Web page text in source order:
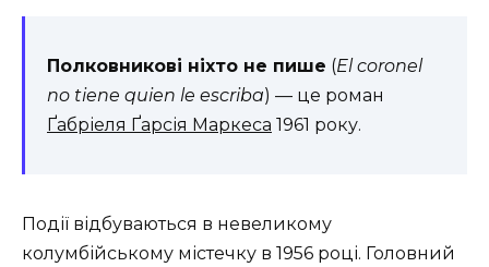
Полковникові ніхто не пише (El coronel
no tiene quien le escriba) — це роман
Ґабріеля Ґарсія Маркеса 1961 року.
Події відбуваються в невеликому
колумбійському містечку в 1956 році. Головний